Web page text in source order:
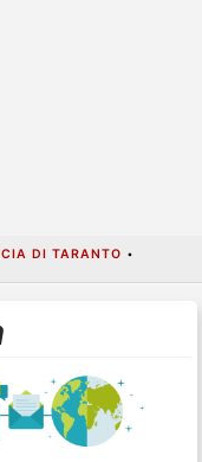
DI TARANTO •